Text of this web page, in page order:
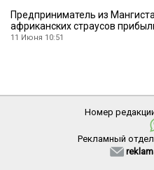
Предприниматель из
африканских страусов
11 Июня 10:51
Номер
Рекламный